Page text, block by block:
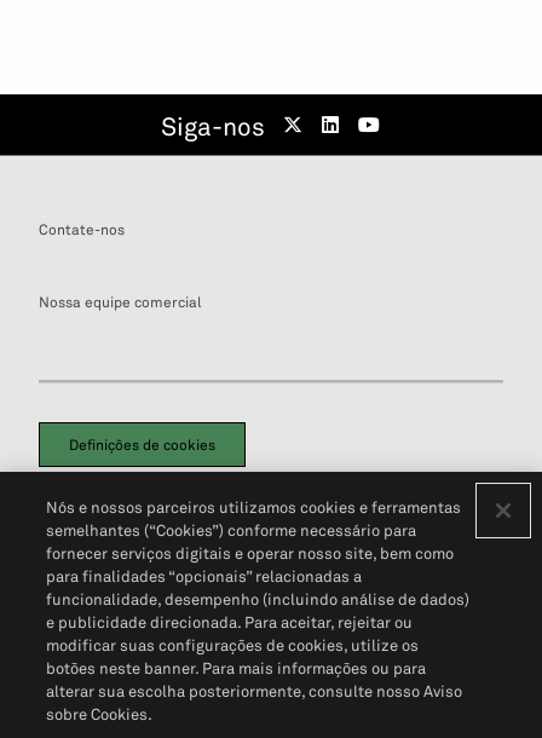
Siga-nos
Contate-nos
Nossa equipe comercial
Definições de cookies
Política de PrivacidadePortal de privacidade do cliente (em inglês)
Não Venda Minhas Informações Pessoais© 2026 S&P Global
Nós e nossos parceiros utilizamos cookies e ferramentas
semelhantes (“Cookies”) conforme necessário para
fornecer serviços digitais e operar nosso site, bem como
para finalidades “opcionais” relacionadas a
funcionalidade, desempenho (incluindo análise de dados)
e publicidade direcionada. Para aceitar, rejeitar ou
modificar suas configurações de cookies, utilize os
botões neste banner. Para mais informações ou para
alterar sua escolha posteriormente, consulte nosso Aviso
sobre Cookies.